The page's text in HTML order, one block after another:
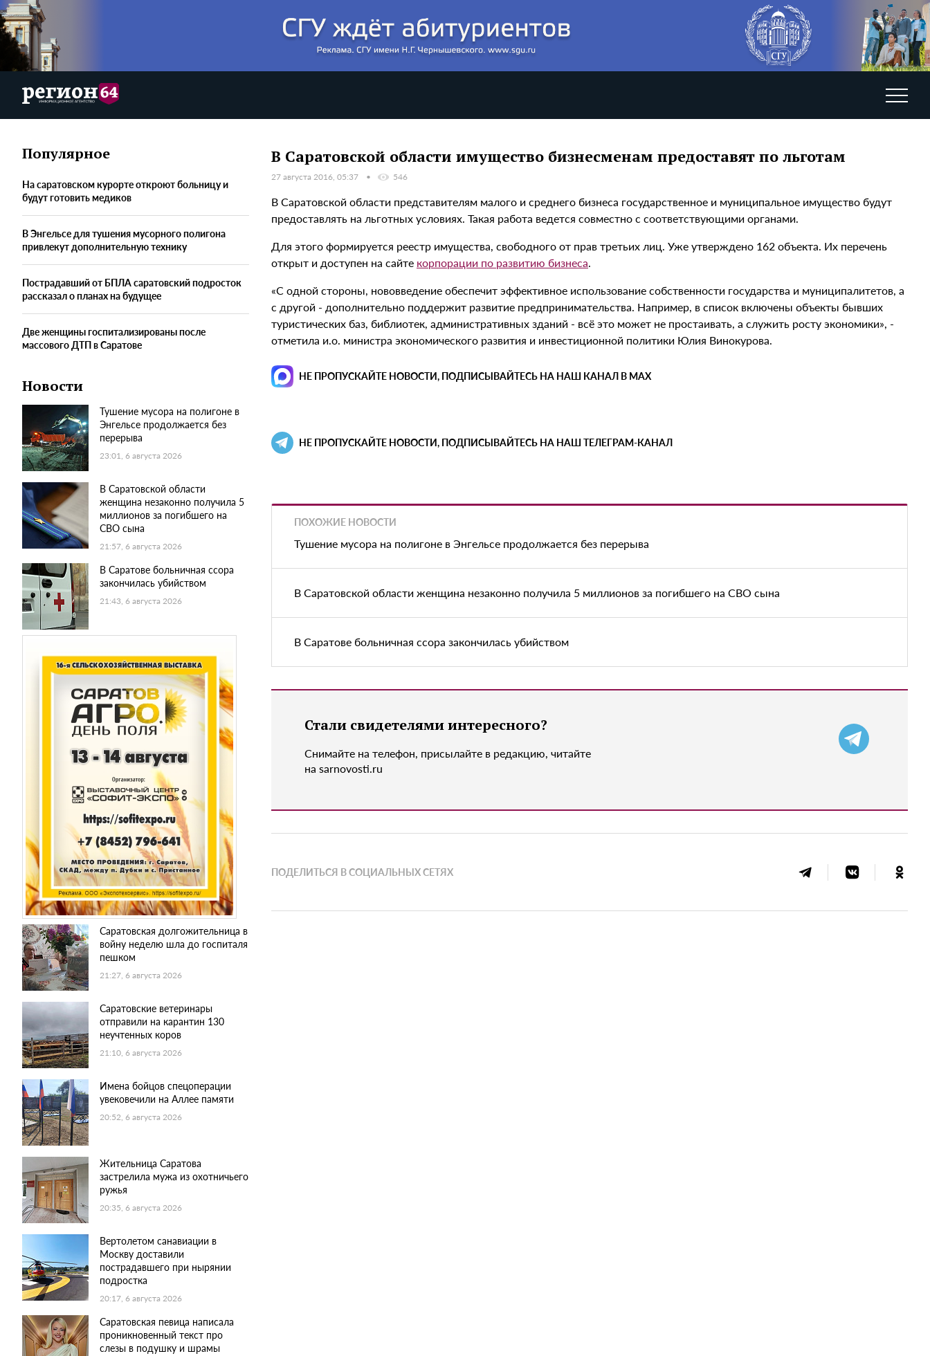
Популярное
На саратовском курорте откроют больницу и
будут готовить медиков
В Энгельсе для тушения мусорного полигона
привлекут дополнительную технику
Пострадавший от БПЛА саратовский подросток
рассказал о планах на будущее
Две женщины госпитализированы после
массового ДТП в Саратове
Новости
Тушение мусора на полигоне в
Энгельсе продолжается без
перерыва
23:01, 6 августа 2026
В Саратовской области
женщина незаконно получила 5
миллионов за погибшего на
СВО сына
21:57, 6 августа 2026
В Саратове больничная ссора
закончилась убийством
21:43, 6 августа 2026
Саратовская долгожительница в
войну неделю шла до госпиталя
пешком
21:27, 6 августа 2026
Саратовские ветеринары
отправили на карантин 130
неучтенных коров
21:10, 6 августа 2026
Имена бойцов спецоперации
увековечили на Аллее памяти
20:52, 6 августа 2026
Жительница Саратова
застрелила мужа из охотничьего
ружья
20:35, 6 августа 2026
Вертолетом санавиации в
Москву доставили
пострадавшего при нырянии
подростка
20:17, 6 августа 2026
Саратовская певица написала
проникновенный текст про
слезы в подушку и шрамы
В Саратовской области имущество бизнесменам предоставят по льготам
27 августа 2016, 05:37 546
В Саратовской области представителям малого и среднего бизнеса государственное и муниципальное имущество будут
предоставлять на льготных условиях. Такая работа ведется совместно с соответствующими органами.
Для этого формируется реестр имущества, свободного от прав третьих лиц. Уже утверждено 162 объекта. Их перечень
открыт и доступен на сайте корпорации по развитию бизнеса.
«С одной стороны, нововведение обеспечит эффективное использование собственности государства и муниципалитетов, а
с другой - дополнительно поддержит развитие предпринимательства. Например, в список включены объекты бывших
туристических баз, библиотек, административных зданий - всё это может не простаивать, а служить росту экономики», -
отметила и.о. министра экономического развития и инвестиционной политики Юлия Винокурова.
НЕ ПРОПУСКАЙТЕ НОВОСТИ, ПОДПИСЫВАЙТЕСЬ НА НАШ КАНАЛ В MAX
НЕ ПРОПУСКАЙТЕ НОВОСТИ, ПОДПИСЫВАЙТЕСЬ НА НАШ ТЕЛЕГРАМ-КАНАЛ
ПОХОЖИЕ НОВОСТИ
Тушение мусора на полигоне в Энгельсе продолжается без перерыва
В Саратовской области женщина незаконно получила 5 миллионов за погибшего на СВО сына
В Саратове больничная ссора закончилась убийством
Стали свидетелями интересного?
Снимайте на телефон, присылайте в редакцию, читайте
на sarnovosti.ru
ПОДЕЛИТЬСЯ В СОЦИАЛЬНЫХ СЕТЯХ